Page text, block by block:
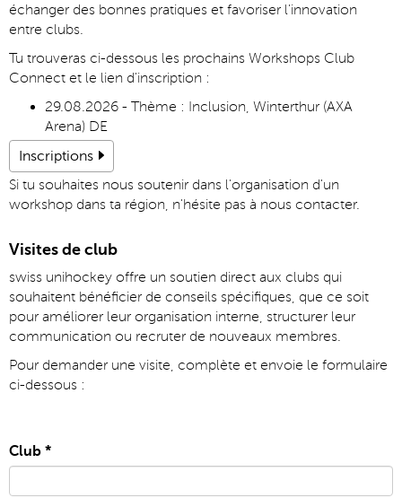
échanger des bonnes pratiques et favoriser l'innovation
entre clubs.
Tu trouveras ci-dessous les prochains Workshops Club
Connect et le lien d'inscription :
29.08.2026 - Thème : Inclusion, Winterthur (AXA
Arena) DE
Inscriptions
Si tu souhaites nous soutenir dans l'organisation d'un
workshop dans ta région, n'hésite pas à nous contacter.
Visites de club
swiss unihockey offre un soutien direct aux clubs qui
souhaitent bénéficier de conseils spécifiques, que ce soit
pour améliorer leur organisation interne, structurer leur
communication ou recruter de nouveaux membres.
Pour demander une visite, complète et envoie le formulaire
ci-dessous :
Club *